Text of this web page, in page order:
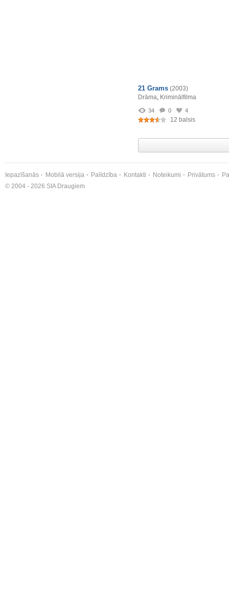
21 Grams (2003)
Drāma, Kriminālfilma
34 0 4
12 balsis
Iepazīšanās Mobilā versija Palīdzība Kontakti Noteikumi Privātums
© 2004 - 2026 SIA Draugiem